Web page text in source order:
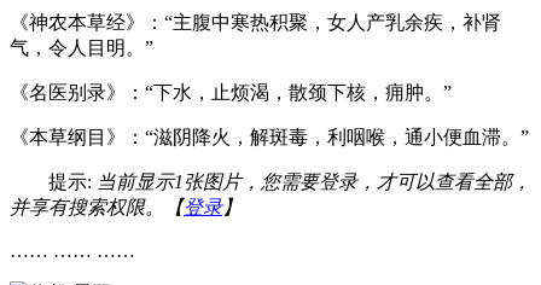
《神农本草经》：“主腹中寒热积聚，女人产乳余疾，补肾
气，令人目明。”
《名医别录》：“下水，止烦渴，散颈下核，痈肿。”
《本草纲目》：“滋阴降火，解斑毒，利咽喉，通小便血滞。”
提示: 当前显示1张图片，您需要登录，才可以查看全部，
并享有搜索权限。【登录】
…… …… ……